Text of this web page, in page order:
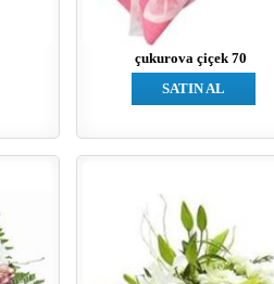
çukurova çiçek 70
SATIN AL